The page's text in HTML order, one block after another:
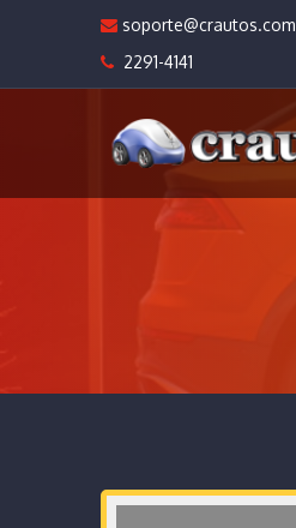
soporte@crautos.com
2291-4141